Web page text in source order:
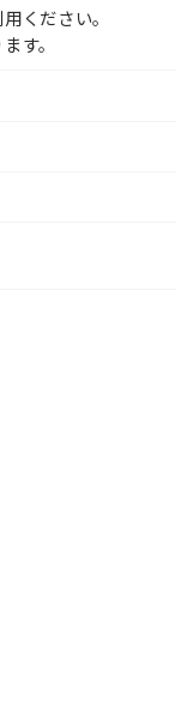
ください。
す。